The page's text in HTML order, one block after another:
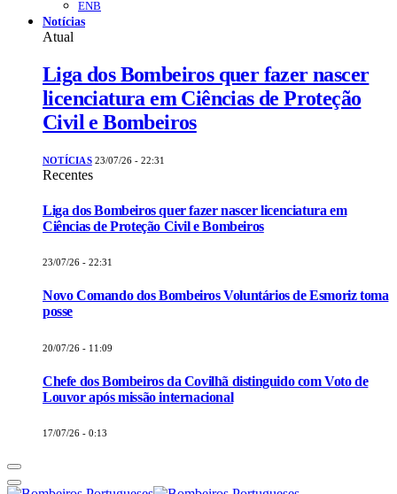
ENB
Notícias
Atual
Liga dos Bombeiros quer fazer nascer
licenciatura em Ciências de Proteção
Civil e Bombeiros
NOTÍCIAS 23/07/26 - 22:31
Recentes
Liga dos Bombeiros quer fazer nascer licenciatura em
Ciências de Proteção Civil e Bombeiros
23/07/26 - 22:31
Novo Comando dos Bombeiros Voluntários de Esmoriz toma
posse
20/07/26 - 11:09
Chefe dos Bombeiros da Covilhã distinguido com Voto de
Louvor após missão internacional
17/07/26 - 0:13